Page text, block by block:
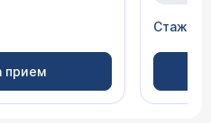
прием
Стаж 47